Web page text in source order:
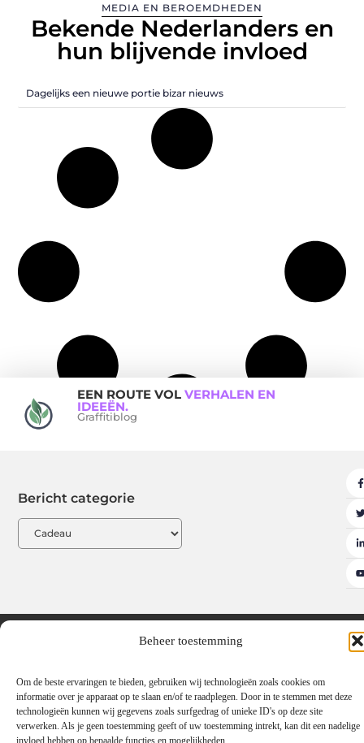
Beheer toestemming
Om de beste ervaringen te bieden, gebruiken wij technologieën zoals cookies om
informatie over je apparaat op te slaan en/of te raadplegen. Door in te stemmen met deze
technologieën kunnen wij gegevens zoals surfgedrag of unieke ID's op deze site
verwerken. Als je geen toestemming geeft of uw toestemming intrekt, kan dit een nadelige
invloed hebben op bepaalde functies en mogelijkheden.
MEDIA EN BEROEMDHEDEN
Bekende Nederlanders en
hun blijvende invloed
Dagelijks een nieuwe portie bizar nieuws
EEN ROUTE VOL VERHALEN EN
IDEEËN.
Graffitiblog
Bericht categorie
Beroemdheden Contact
Linkbuilding platform: de sleutel tot meer online autoriteit
Geld verdienen met links: hoe jij jouw website omzet in een